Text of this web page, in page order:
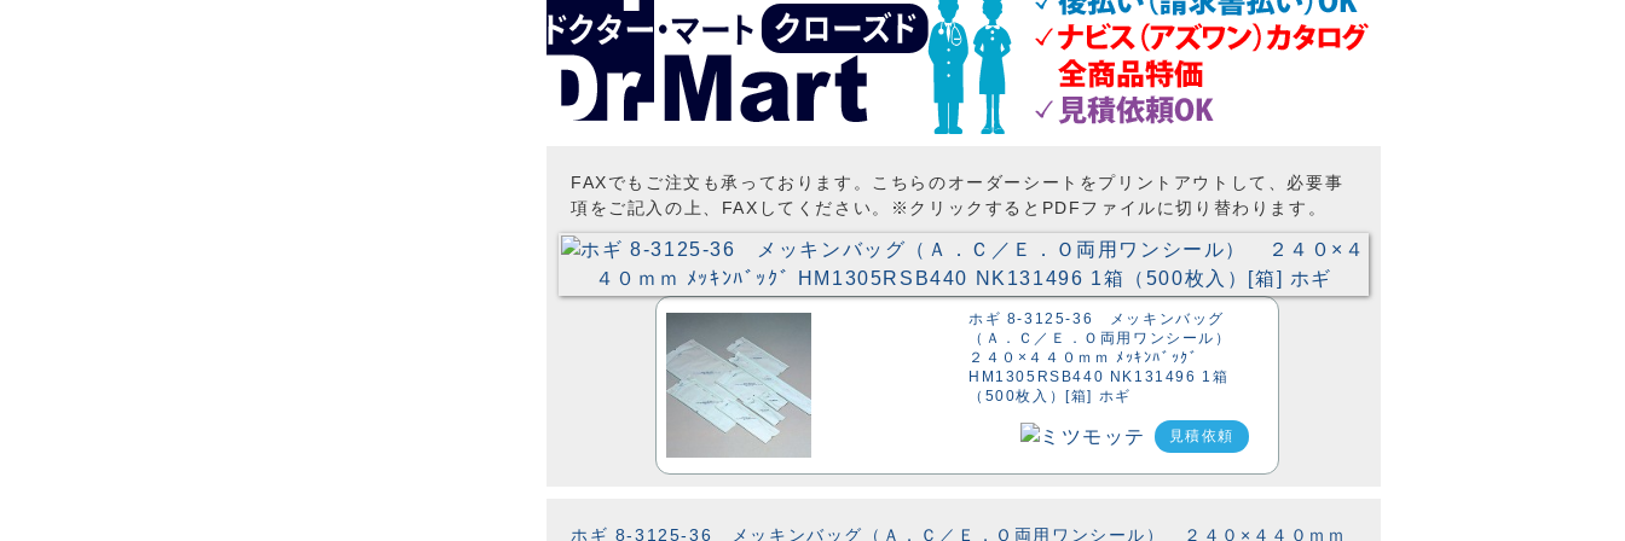
FAXでもご注文も承っております。こちらのオーダーシートをプリントアウトして、必要事
項をご記入の上、FAXしてください。※クリックするとPDFファイルに切り替わります。
ホギ 8-3125-36 メッキンバッグ
（Ａ．Ｃ／Ｅ．Ｏ両用ワンシール）
２４０×４４０ｍｍ ﾒｯｷﾝﾊﾞｯｸﾞ
HM1305RSB440 NK131496 1箱
（500枚入）[箱] ホギ
見積依頼
ホギ 8-3125-36 メッキンバッグ（Ａ．Ｃ／Ｅ．Ｏ両用ワンシール） ２４０×４４０ｍｍ